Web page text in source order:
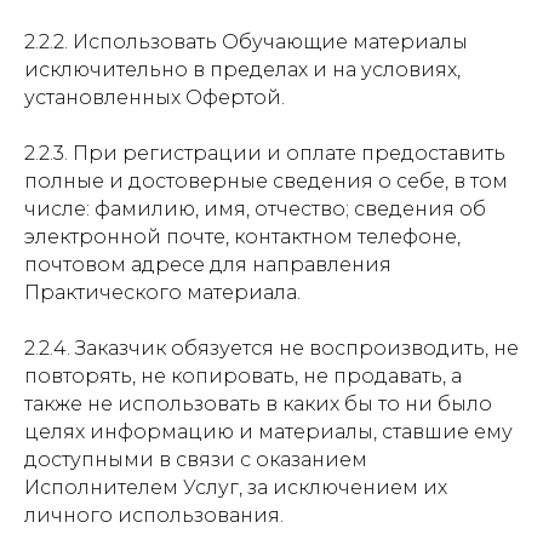
2.2.2. Использовать Обучающие материалы
исключительно в пределах и на условиях,
установленных Офертой.
2.2.3. При регистрации и оплате предоставить
полные и достоверные сведения о себе, в том
числе: фамилию, имя, отчество; сведения об
электронной почте, контактном телефоне,
почтовом адресе для направления
Практического материала.
2.2.4. Заказчик обязуется не воспроизводить, не
повторять, не копировать, не продавать, а
также не использовать в каких бы то ни было
целях информацию и материалы, ставшие ему
доступными в связи с оказанием
Исполнителем Услуг, за исключением их
личного использования.